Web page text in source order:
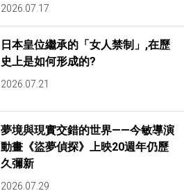
2026.07.17
日本皇位繼承的「女人禁制」,在歷
史上是如何形成的?
2026.07.21
夢境與現實交錯的世界——今敏導演
動畫《盜夢偵探》上映20週年仍歷
久彌新
2026.07.29